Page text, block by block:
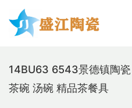
14BU63 6543景德镇陶
茶碗 汤碗 精品茶餐具